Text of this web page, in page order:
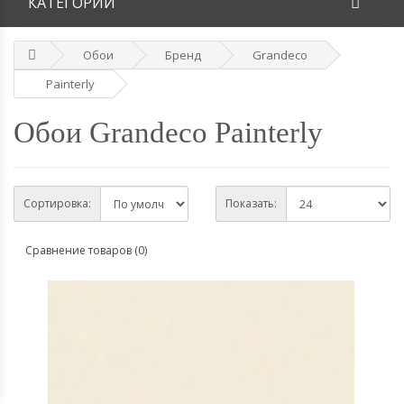
Обои Бренд
Grandeco
Painterly
Обои Grandeco Painterly
Сортировка: Показать:
Сравнение товаров (0)